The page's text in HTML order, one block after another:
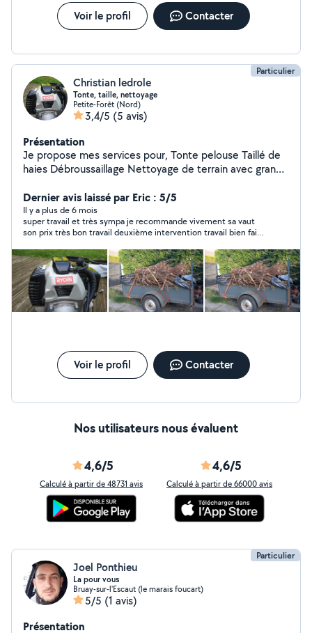
Voir le profil Contacter
Particulier
Christian ledrole
Tonte, taille, nettoyage
Petite-Forêt (Nord)
3,4/5 (5 avis)
Présentation
Je propose mes services pour, Tonte pelouse Taillé de
haies Débroussaillage Nettoyage de terrain avec grande
Dernier avis laissé par Eric : 5/5
Il y a plus de 6 mois
super travail et très sympa je recommande vivement sa vaut
son prix très bon travail deuxième intervention travail bien fait
Voir le profil Contacter
Nos utilisateurs nous évaluent
4,6/5
Calculé à partir de 48731 avis
4,6/5
Calculé à partir de 66000 avis
Particulier
Joel Ponthieu
La pour vous
Bruay-sur-l'Escaut (le marais foucart)
5/5 (1 avis)
Présentation